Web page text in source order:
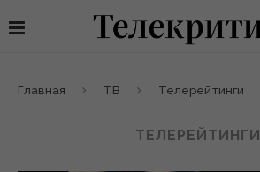
Главная ТВ Телерейтинги
ТЕЛЕРЕЙТИНГИ